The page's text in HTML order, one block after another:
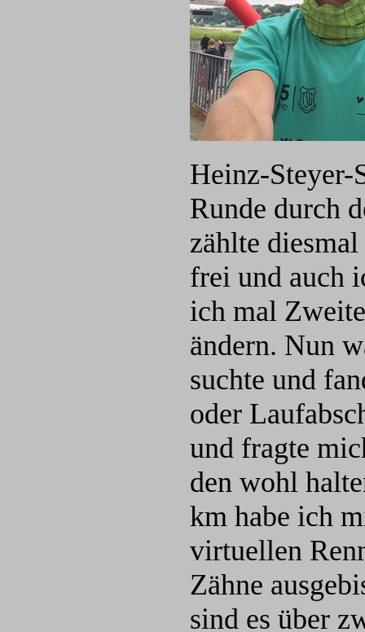
Heinz-Steyer-
Runde durch
zählte
frei und auch
ich mal
ändern. Nun
suchte und
oder
und fragte
den wohl
km habe ich
virtuellen
Zähne
sind es über